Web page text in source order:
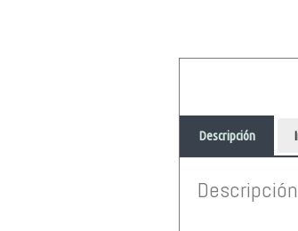
Descripción
Descripción